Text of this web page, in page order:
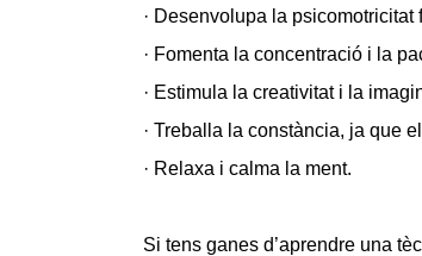
· Desenvolupa la
· Fomenta la concentració i la
· Estimula la creativitat i la
· Treballa la constància, ja que
· Relaxa i calma la ment.
Si tens ganes d’aprendre una